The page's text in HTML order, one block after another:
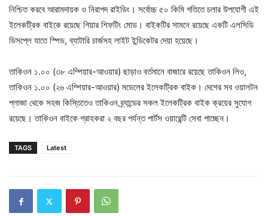
নিশ্চিত করবে আরামদায়ক ও নিরাপদ রাইডিং। সর্বোচ্চ ৫০ কিমি গতিতে চলার উপযোগী এই
ইলেকট্রিক বাইকে রয়েছে গিয়ার শিফটিং মোড। বাইকটির সামনে রয়েছে একটি এলসিডি
ডিসপ্লে যাতে স্পিড, ব্যাটারি চার্জসহ লাইট ইন্ডিকেটর দেয়া হয়েছে।
তাকিওন ১.০০ (৩৮ এম্পিয়ার-আওয়ার) ছাড়াও বর্তমানে বাজারে রয়েছে তাকিওন লিও,
তাকিওন ১.০০ (২৬ এম্পিয়ার-আওয়ার) মডেলের ইলেকট্রিক বাইক। দেশের সব ওয়ালটন
প্লাজা থেকে সহজ কিস্তিতেও তাকিওন ব্র্যান্ডের সকল ইলেকট্রিক বাইক ক্রয়ের সুযোগ
রয়েছে। তাকিওন বাইকে গ্রাহকরা ২ বছর পর্যন্ত পার্টস ওয়ারেন্টি সেবা পাচ্ছেন।
TAGS Latest